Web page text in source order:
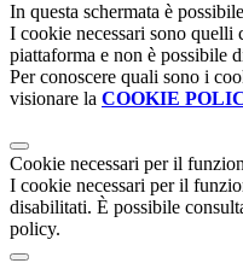
In questa schermata è
I cookie necessari sono quelli
piattaforma e non è possibile
Per conoscere quali sono i
visionare la COOKIE
Cookie necessari per il
I cookie necessari per il
disabilitati. È possibile
policy.